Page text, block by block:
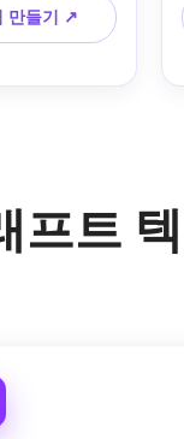
블록 가독
가능한 게임
요.
만들기 ↗
프트